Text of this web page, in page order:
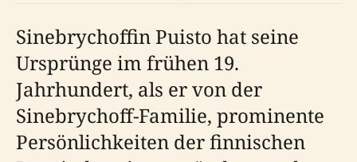
Sinebrychoffin Puisto hat seine
Ursprünge im frühen 19.
Jahrhundert, als er von der
Sinebrychoff-Familie, prominente
Persönlichkeiten der finnischen